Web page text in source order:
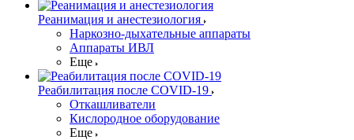
Реанимация и анестезиология
Наркозно-дыхательные аппараты
Аппараты ИВЛ
Еще
Реабилитация после COVID-19
Откашливатели
Кислородное оборудование
Еще